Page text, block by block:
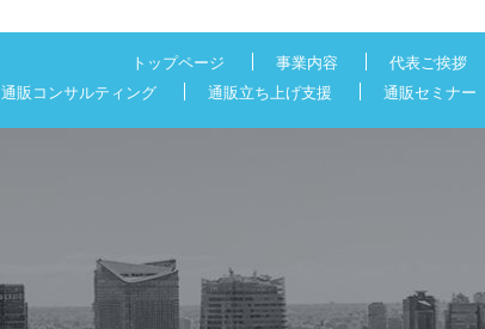
トップページ 事業内容 代表ご挨拶
通販コンサルティング
通販立ち上げ支援 通販セミナー